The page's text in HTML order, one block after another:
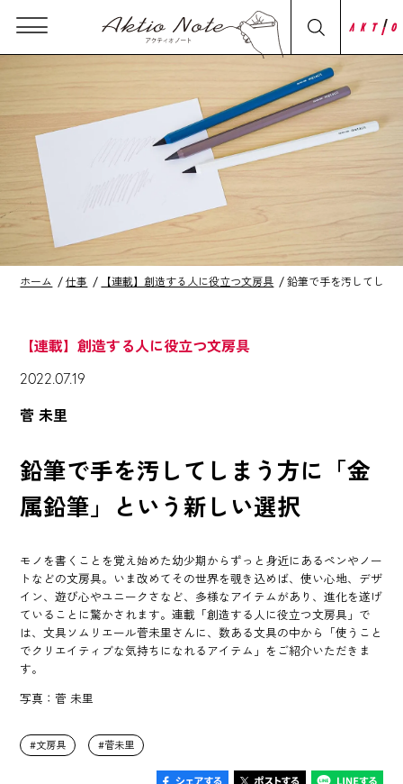
ホーム 仕事 【連載】創造する人に役立つ文房具 鉛筆で手を汚してしま
【連載】創造する人に役立つ文房具
2022.07.19
菅 未里
鉛筆で手を汚してしまう方に「金
属鉛筆」という新しい選択
モノを書くことを覚え始めた幼少期からずっと身近にあるペンやノー
トなどの文房具。いま改めてその世界を覗き込めば、使い心地、デザ
イン、遊び心やユニークさなど、多様なアイテムがあり、進化を遂げ
ていることに驚かされます。連載「創造する人に役立つ文房具」で
は、文具ソムリエール菅未里さんに、数ある文具の中から「使うこと
でクリエイティブな気持ちになれるアイテム」をご紹介いただきま
す。
写真：菅 未里
文房具 菅未里